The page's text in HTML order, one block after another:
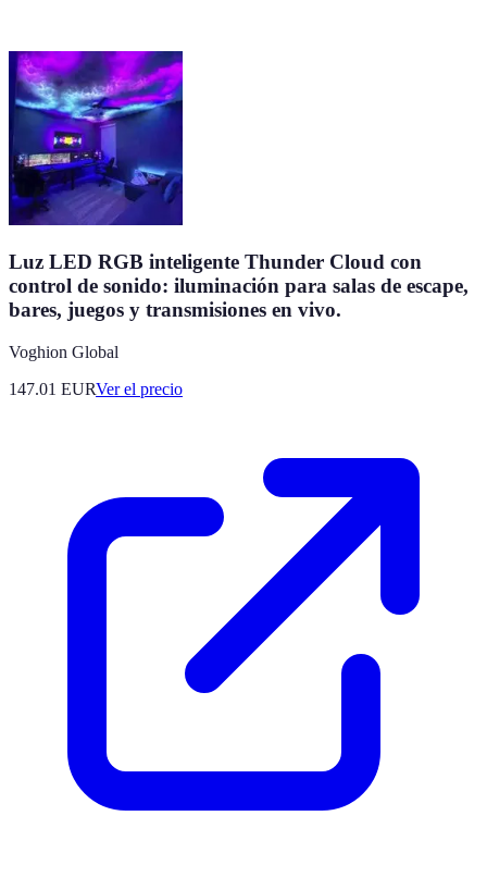
Luz LED RGB inteligente Thunder Cloud con
control de sonido: iluminación para salas de escape,
bares, juegos y transmisiones en vivo.
Voghion Global
147.01 EURVer el precio